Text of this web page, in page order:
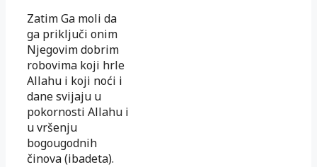
Zatim Ga moli da
ga priključi onim
Njegovim dobrim
robovima koji hrle
Allahu i koji noći i
dane svijaju u
pokornosti Allahu i
u vršenju
bogougodnih
činova (ibadeta).